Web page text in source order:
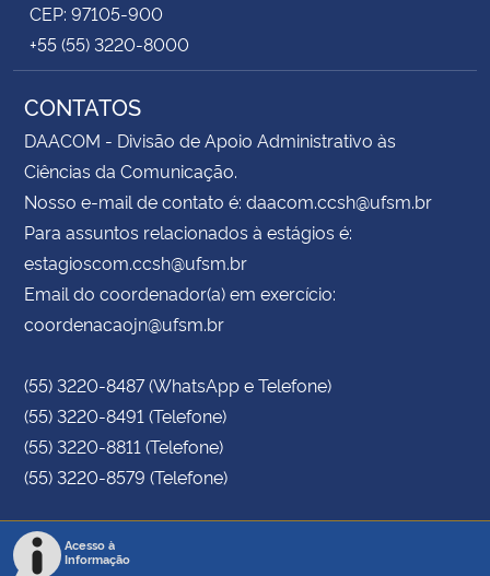
CEP: 97105-900
+55 (55) 3220-8000
CONTATOS
DAACOM - Divisão de Apoio Administrativo às
Ciências da Comunicação.
Nosso e-mail de contato é: daacom.ccsh@ufsm.br
Para assuntos relacionados à estágios é:
estagioscom.ccsh@ufsm.br
Email do coordenador(a) em exercício:
coordenacaojn@ufsm.br
(55) 3220-8487 (WhatsApp e Telefone)
(55) 3220-8491 (Telefone)
(55) 3220-8811 (Telefone)
(55) 3220-8579 (Telefone)
Acesso à
Informação